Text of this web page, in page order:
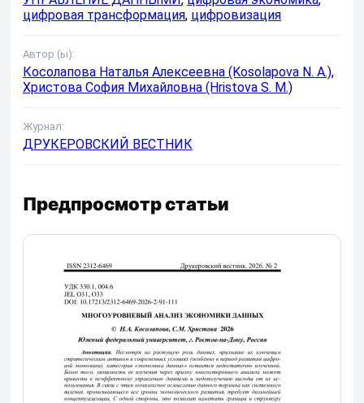
цифровая трансформация, цифровизация
Автор (ы):
Косолапова Наталья Алексеевна (Kosolapova N. A.),
Христова София Михайловна (Hristova S. M.)
Журнал:
ДРУКЕРОВСКИЙ ВЕСТНИК
Предпросмотр статьи